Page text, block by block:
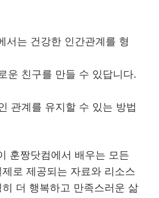
서는 건강한 인간관계를 형
운 친구를 만들 수 있답니다.
관계를 유지할 수 있는 방법
훈짱닷컴에서 배우는 모든
로 제공되는 자료와 리소스
더 행복하고 만족스러운 삶